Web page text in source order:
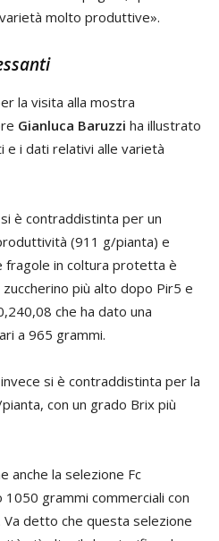
molto produttive».
la visita alla mostra
Gianluca Baruzzi ha illustrato
i dati relativi alle varietà
è contraddistinta per un
(911 g/pianta) e
fragole in coltura protetta è
più alto dopo Pir5 e
che ha dato una
a 965 grammi.
si è contraddistinta per la
con un grado Brix più
anche la selezione Fc
grammi commerciali con
detto che questa selezione